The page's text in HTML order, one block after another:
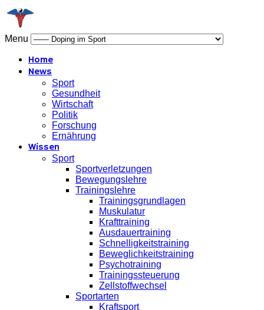
Menu
Home
News
Sport
Gesundheit
Wirtschaft
Politik
Forschung
Ernährung
Wissen
Sport
Sportverletzungen
Bewegungslehre
Trainingslehre
Trainingsgrundlagen
Muskulatur
Krafttraining
Ausdauertraining
Schnelligkeitstraining
Beweglichkeitstraining
Psychotraining
Trainingssteuerung
Zellstoffwechsel
Sportarten
Kraftsport